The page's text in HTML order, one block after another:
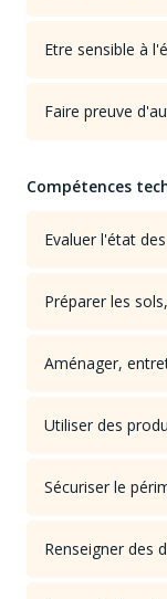
Etre sensible à
Faire preuve
Compétences
Evaluer l'état
Préparer les
Aménager,
Utiliser des
Sécuriser le
Renseigner des